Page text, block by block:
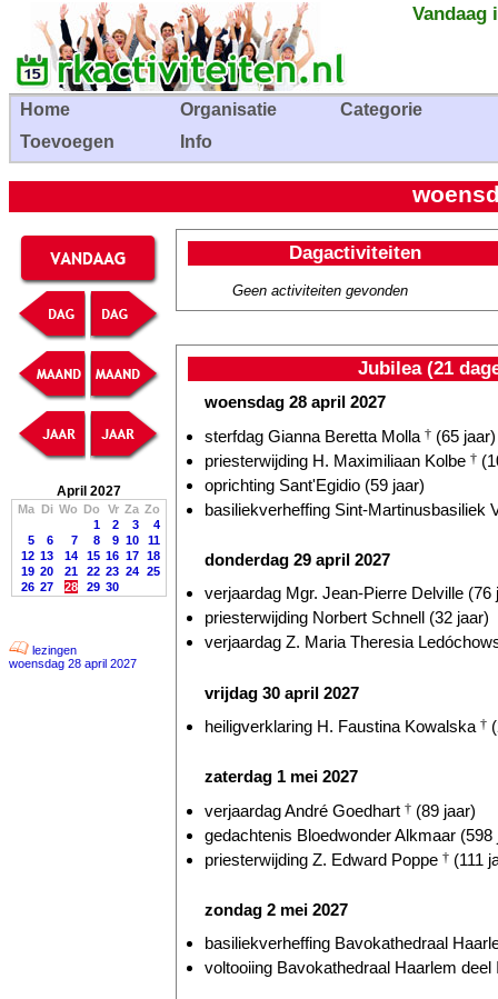
Vandaag
Home Organisatie
Categorie
Toevoegen
Info
April 2027
Ma Di Wo Do Vr Za Zo
1
2 3
4
5
6 7 8 9 10
11
12 13 14 15 16 17 18
19 20 21 22 23 24 25
26 27 28 29 30
lezingen
woensdag 28 april 2027
Dagactiviteiten
Geen activiteiten gevonden
Jubilea (21
woensdag 28 april 2027
sterfdag Gianna Beretta Molla † (65 jaar)
priesterwijding H. Maximiliaan Kolbe †
oprichting Sant'Egidio (59 jaar)
basiliekverheffing Sint-Martinusbasiliek
donderdag 29 april 2027
verjaardag Mgr. Jean-Pierre Delville (76
priesterwijding Norbert Schnell (32 jaar)
verjaardag Z. Maria Theresia
vrijdag 30 april 2027
heiligverklaring H. Faustina Kowalska †
zaterdag 1 mei 2027
verjaardag André Goedhart † (89 jaar)
gedachtenis Bloedwonder Alkmaar (598
priesterwijding Z. Edward Poppe † (111
zondag 2 mei 2027
basiliekverheffing Bavokathedraal
voltooiing Bavokathedraal Haarlem deel